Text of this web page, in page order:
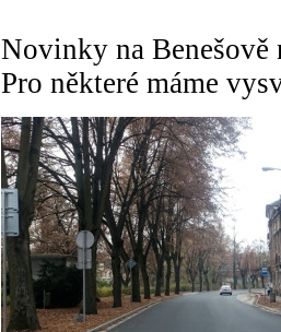
Novinky na
Pro některé máme